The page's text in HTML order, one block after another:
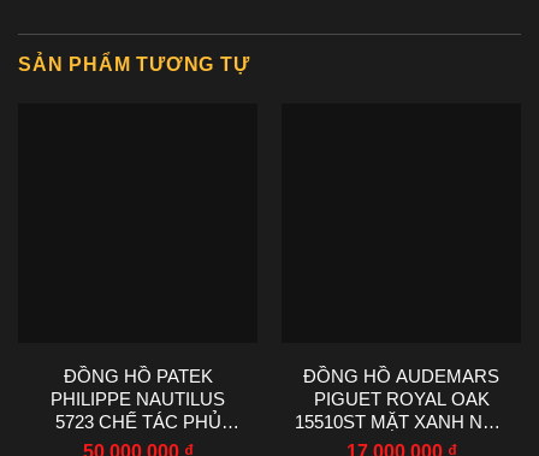
SẢN PHẨM TƯƠNG TỰ
ĐỒNG HỒ PATEK
PHILIPPE NAUTILUS
5723 CHẾ TÁC PHỦ
VÀNG TRẮNG
50.000.000 ₫
ĐỒNG HỒ AUDEMARS
PIGUET ROYAL OAK
15510ST MẶT XANH NHÀ
MÁY TWT 41MM
17.000.000 ₫